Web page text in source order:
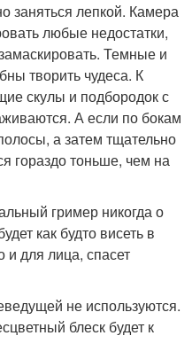
заняться лепкой. Камера
любые недостатки,
Темные и
творить чудеса. К
скулы и подбородок с
А если по бокам
а затем тщательно
гораздо тоньше, чем на
гример никогда о
как будто висеть в
и для лица, спасет
не используются.
блеск будет к